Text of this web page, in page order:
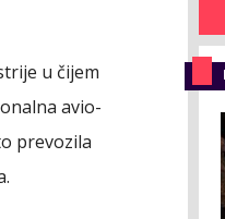
u čijem
avio-
prevozila